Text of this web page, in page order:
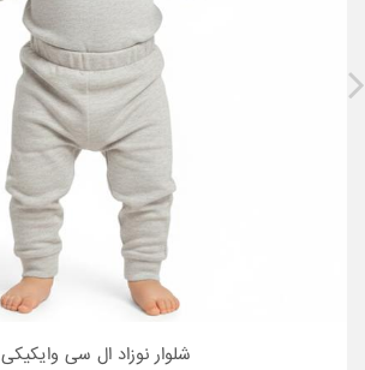
شلوار نوزاد ال سی وایکیکی